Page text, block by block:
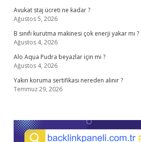
Avukat staj ücreti ne kadar ?
Ağustos 5, 2026
B sınıfı kurutma makinesi çok enerji yakar mı ?
Ağustos 4, 2026
Alo Aqua Pudra beyazlar için mi ?
Ağustos 4, 2026
Yakın koruma sertifikası nereden alınır ?
Temmuz 29, 2026